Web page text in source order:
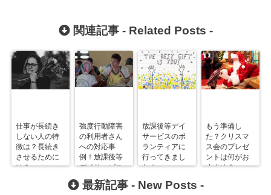
関連記事 - Related Posts -
仕事が長続き
しない人の特
徴は？長続き
させるために
は？
強度行動障害
の利用者さん
への対応事
例！放課後等
デイサービス
にて。
放課後等デイ
サービスのボ
ランティアに
行ってきまし
た！
もう準備し
た？クリスマ
ス会のプレゼ
ントは何がお
すすめ？
最新記事 - New Posts -